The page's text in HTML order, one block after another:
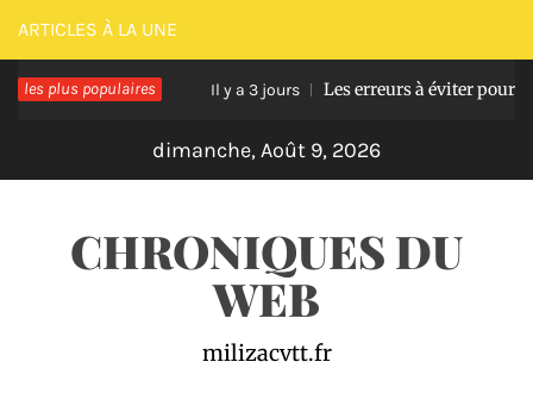
Passer
au
contenu
ARTICLES À LA UNE
les plus populaires
en bois Il y a 3 jours Les erreurs à éviter pour réussir
dimanche, Août 9, 2026
CHRONIQUES DU
WEB
milizacvtt.fr